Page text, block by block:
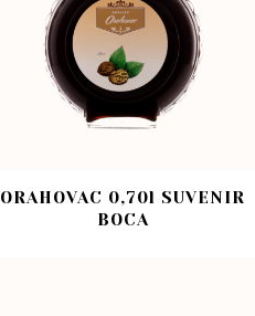
ORAHOVAC 0,70l SUVENIR
BOCA